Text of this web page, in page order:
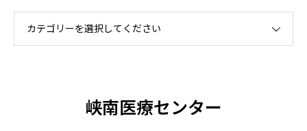
カテゴリーを選択してください
峡南医療センター